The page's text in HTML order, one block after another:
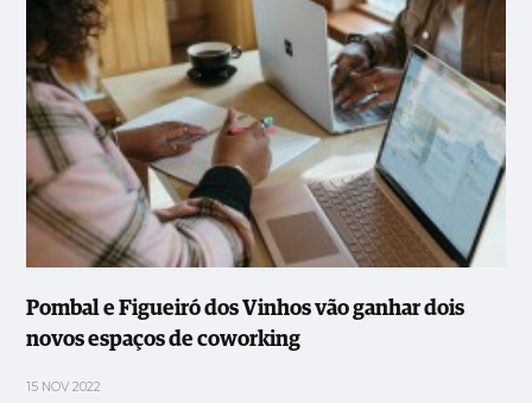
Pombal e Figueiró dos Vinhos vão ganhar dois
novos espaços de coworking
15 NOV 2022